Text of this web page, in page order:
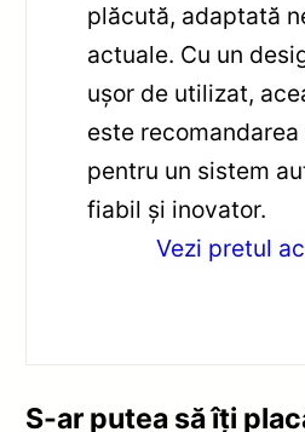
plăcută, adaptată
actuale. Cu un
ușor de utilizat,
este recomandarea
pentru un sistem
fiabil și inovator.
Vezi pretul
S-ar putea să îți